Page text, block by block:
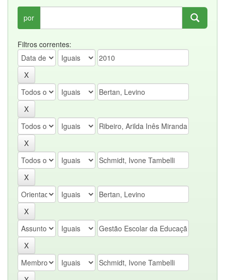
por
Filtros correntes: